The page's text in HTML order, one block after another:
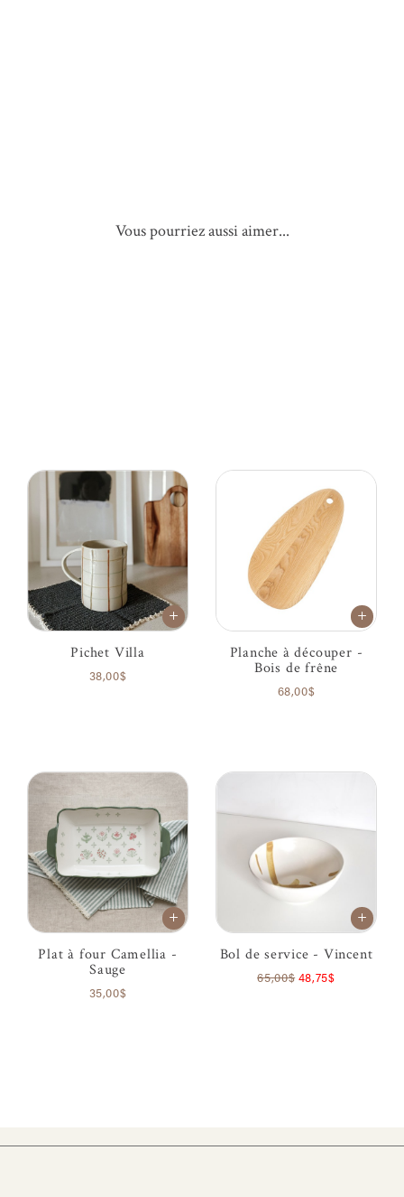
Vous pourriez aussi aimer...
Pichet Villa
38,00$
Planche à découper -
Bois de frêne
68,00$
Plat à four Camellia -
Sauge
35,00$
Bol de service - Vincent
65,00$ 48,75$